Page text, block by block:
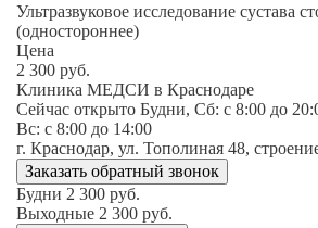
Ультразвуковое исследование сустава
(одностороннее)
Цена
2 300 руб.
Клиника МЕДСИ в Краснодаре
Сейчас открыто Будни, Сб: c 8:00 до
Вс: c 8:00 до 14:00
г. Краснодар, ул. Тополиная 48,
Заказать обратный звонок
Будни 2 300 руб.
Выходные 2 300 руб.